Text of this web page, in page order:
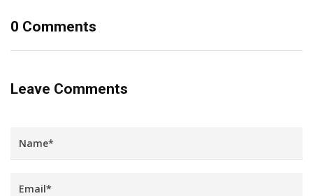
0 Comments
Leave Comments